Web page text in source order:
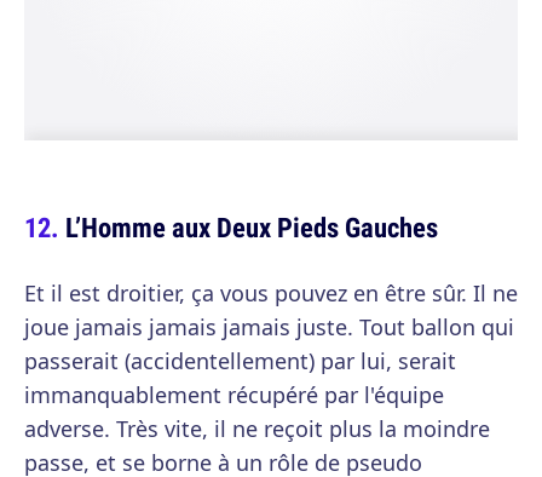
L’Homme aux Deux Pieds Gauches
Et il est droitier, ça vous pouvez en être sûr. Il ne
joue jamais jamais jamais juste. Tout ballon qui
passerait (accidentellement) par lui, serait
immanquablement récupéré par l'équipe
adverse. Très vite, il ne reçoit plus la moindre
passe, et se borne à un rôle de pseudo